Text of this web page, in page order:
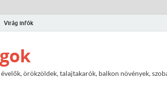
Virág infók
örökzöldek, talajtakarók, balkon növények,